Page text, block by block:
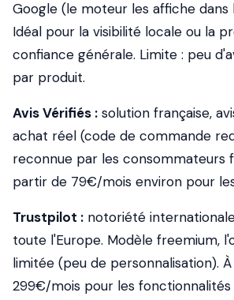
Google (le moteur les affiche dans
Idéal pour la visibilité locale ou la
confiance générale. Limite : peu
par produit.
Avis Vérifiés : solution française,
achat réel (code de commande
reconnue par les consommateurs
partir de 79€/mois environ pour
Trustpilot : notoriété
toute l'Europe. Modèle freemium,
limitée (peu de personnalisation).
299€/mois pour les